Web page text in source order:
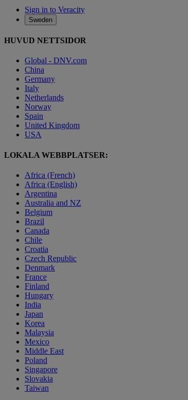
Sign in to Veracity
Sweden
HUVUD NETTSIDOR
Global - DNV.com
China
Germany
Italy
Netherlands
Norway
Spain
United Kingdom
USA
LOKALA WEBBPLATSER:
Africa (French)
Africa (English)
Argentina
Australia and NZ
Belgium
Brazil
Canada
Chile
Croatia
Czech Republic
Denmark
France
Finland
Hungary
India
Japan
Korea
Malaysia
Mexico
Middle East
Poland
Singapore
Slovakia
Taiwan